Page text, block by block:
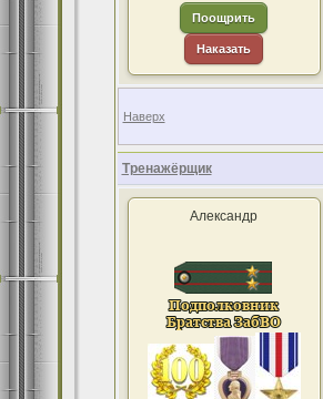
Поощрить
Наказать
Наверх
Тренажёрщик
Александр